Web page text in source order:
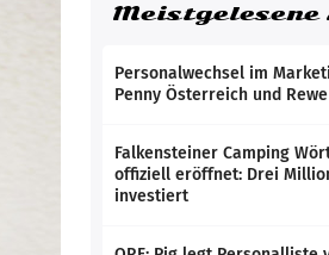
Personalwechsel im
Penny Österreich und
Falkensteiner Camping
offiziell eröffnet: Drei
investiert